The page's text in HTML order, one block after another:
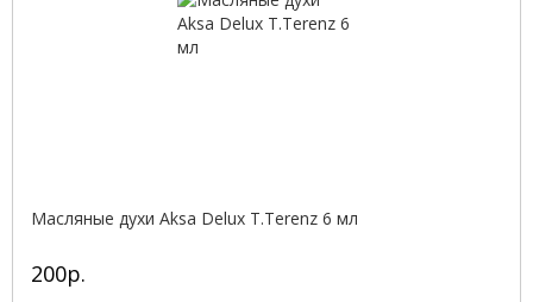
Масляные духи Aksa Delux T.Terenz 6 мл
200р.